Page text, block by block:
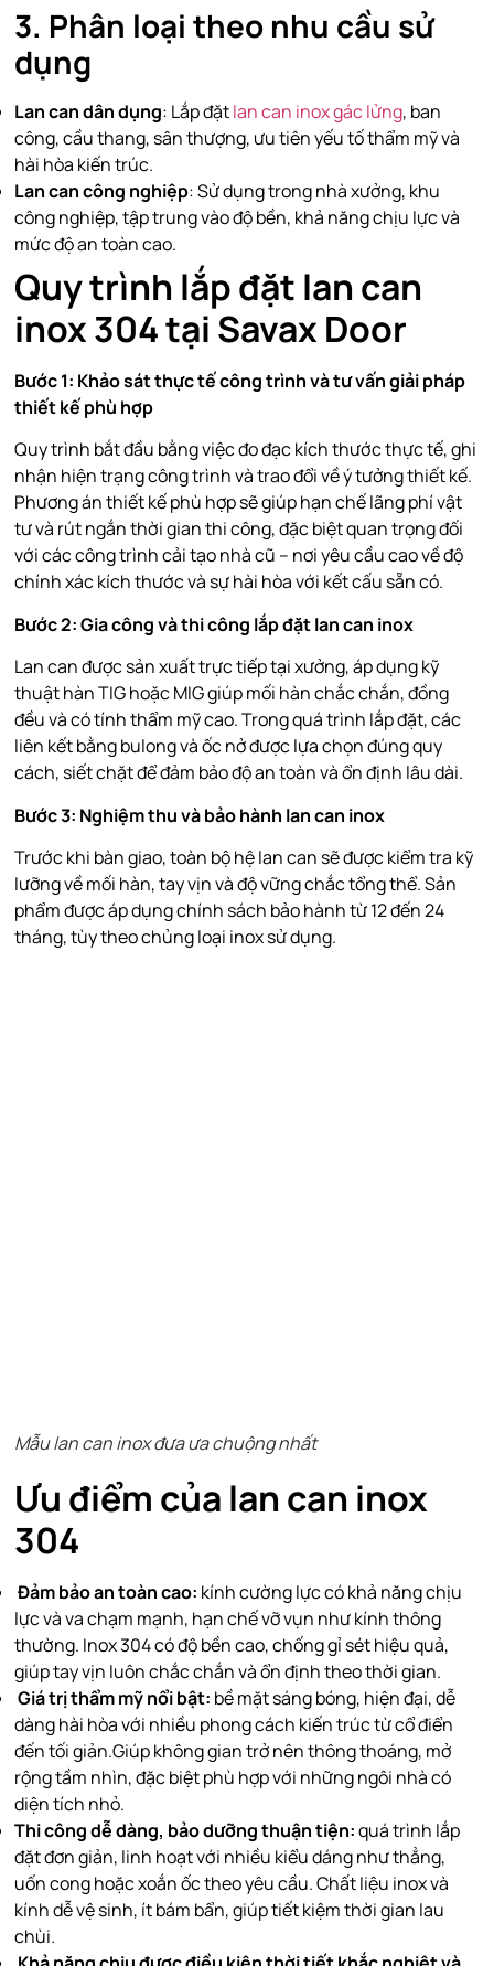
3. Phân loại theo nhu cầu sử
dụng
Lan can dân dụng: Lắp đặtlan can inox gác lửng, ban
công, cầu thang, sân thượng, ưu tiên yếu tố thẩm mỹ và
hài hòa kiến trúc.
Lan can công nghiệp: Sử dụng trong nhà xưởng, khu
công nghiệp, tập trung vào độ bền, khả năng chịu lực và
mức độ an toàn cao.
Quy trình lắp đặt lan can
inox 304 tại Savax Door
Bước 1: Khảo sát thực tế công trình và tư vấn giải pháp
thiết kế phù hợp
Quy trình bắt đầu bằng việc đo đạc kích thước thực tế, ghi
nhận hiện trạng công trình và trao đổi về ý tưởng thiết kế.
Phương án thiết kế phù hợp sẽ giúp hạn chế lãng phí vật
tư và rút ngắn thời gian thi công, đặc biệt quan trọng đối
với các công trình cải tạo nhà cũ – nơi yêu cầu cao về độ
chính xác kích thước và sự hài hòa với kết cấu sẵn có.
Bước 2: Gia công và thi công lắp đặt lan can inox
Lan can được sản xuất trực tiếp tại xưởng, áp dụng kỹ
thuật hàn TIG hoặc MIG giúp mối hàn chắc chắn, đồng
đều và có tính thẩm mỹ cao. Trong quá trình lắp đặt, các
liên kết bằng bulong và ốc nở được lựa chọn đúng quy
cách, siết chặt để đảm bảo độ an toàn và ổn định lâu dài.
Bước 3: Nghiệm thu và bảo hành lan can inox
Trước khi bàn giao, toàn bộ hệ lan can sẽ được kiểm tra kỹ
lưỡng về mối hàn, tay vịn và độ vững chắc tổng thể. Sản
phẩm được áp dụng chính sách bảo hành từ 12 đến 24
tháng, tùy theo chủng loại inox sử dụng.
Mẫu lan can inox đưa ưa chuộng nhất
Ưu điểm của lan can inox
304
Đảm bảo an toàn cao: kính cường lực có khả năng chịu
lực và va chạm mạnh, hạn chế vỡ vụn như kính thông
thường. Inox 304 có độ bền cao, chống gỉ sét hiệu quả,
giúp tay vịn luôn chắc chắn và ổn định theo thời gian.
Giá trị thẩm mỹ nổi bật: bề mặt sáng bóng, hiện đại, dễ
dàng hài hòa với nhiều phong cách kiến trúc từ cổ điển
đến tối giản.Giúp không gian trở nên thông thoáng, mở
rộng tầm nhìn, đặc biệt phù hợp với những ngôi nhà có
diện tích nhỏ.
Thi công dễ dàng, bảo dưỡng thuận tiện:quá trình lắp
đặt đơn giản, linh hoạt với nhiều kiểu dáng như thẳng,
uốn cong hoặc xoắn ốc theo yêu cầu. Chất liệu inox và
kính dễ vệ sinh, ít bám bẩn, giúp tiết kiệm thời gian lau
chùi.